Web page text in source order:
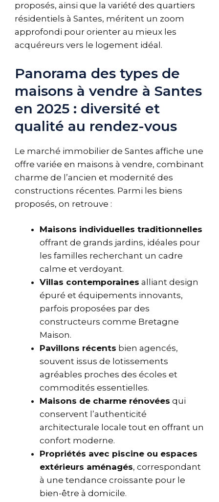
proposés, ainsi que la variété des quartiers
résidentiels à Santes, méritent un zoom
approfondi pour orienter au mieux les
acquéreurs vers le logement idéal.
Panorama des types de
maisons à vendre à Santes
en 2025 : diversité et
qualité au rendez-vous
Le marché immobilier de Santes affiche une
offre variée en maisons à vendre, combinant
charme de l’ancien et modernité des
constructions récentes. Parmi les biens
proposés, on retrouve :
Maisons individuelles traditionnelles
offrant de grands jardins, idéales pour
les familles recherchant un cadre
calme et verdoyant.
Villas contemporaines alliant design
épuré et équipements innovants,
parfois proposées par des
constructeurs comme Bretagne
Maison.
Pavillons récents bien agencés,
souvent issus de lotissements
agréables proches des écoles et
commodités essentielles.
Maisons de charme rénovées qui
conservent l’authenticité
architecturale locale tout en offrant un
confort moderne.
Propriétés avec piscine ou espaces
extérieurs aménagés, correspondant
à une tendance croissante pour le
bien-être à domicile.